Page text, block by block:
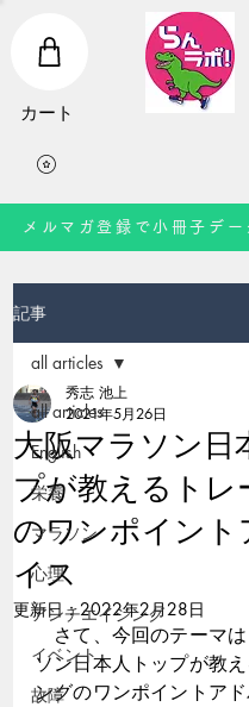
​カート
メルマガ登録で小冊子デー
記事
all articles
English
栄養
マラソン
心理
アンチエイジング
イベント
故障
all articles
大阪マラソン日
プが教えるトレ
のワンポイント
イス
秀志 池上
2021年5月26日
更新日：2022年2月28日
さて、今回のテーマ
ソン日本人トップが教
ングのワンポイントア